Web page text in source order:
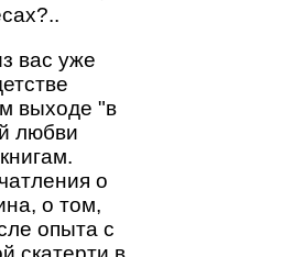
вас уже
выходе "в
любви
о
о том,
опыта с